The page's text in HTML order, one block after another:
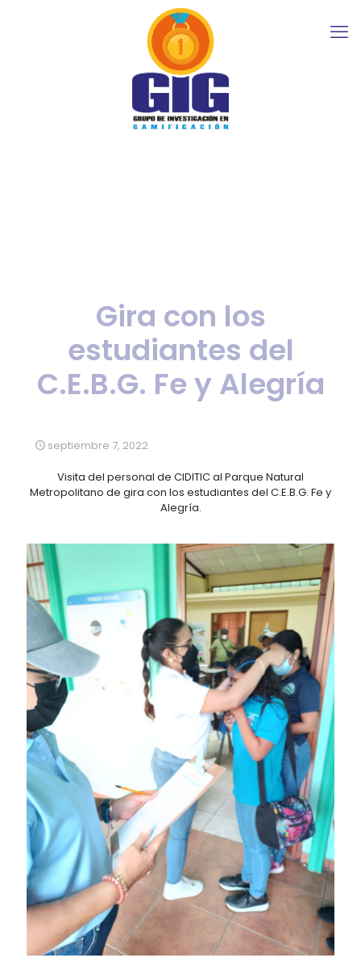
Gira con los
estudiantes del
C.E.B.G. Fe y Alegría
septiembre 7, 2022
Visita del personal de CIDITIC al Parque Natural
Metropolitano de gira con los estudiantes del C.E.B.G. Fe y
Alegría.